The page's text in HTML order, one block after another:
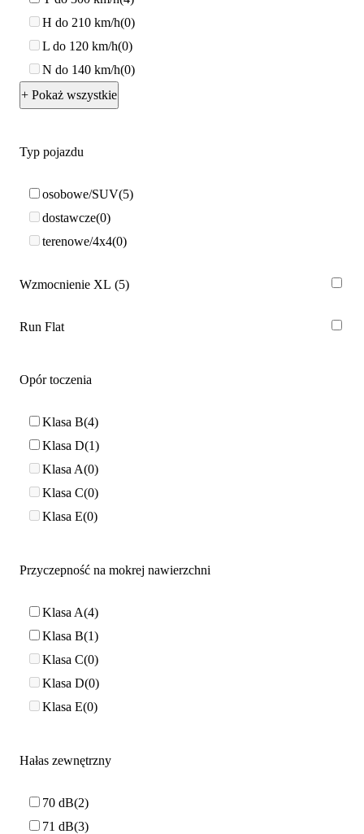
H do 210 km/h 0
L do 120 km/h 0
N do 140 km/h 0
+ Pokaż wszystkie
Typ pojazdu
osobowe/SUV 5
dostawcze 0
terenowe/4x4 0
Wzmocnienie XL 5
Run Flat
Opór toczenia
Klasa B 4
Klasa D 1
Klasa A 0
Klasa C 0
Klasa E 0
Przyczepność na mokrej nawierzchni
Klasa A 4
Klasa B 1
Klasa C 0
Klasa D 0
Klasa E 0
Hałas zewnętrzny
70 dB 2
71 dB 3